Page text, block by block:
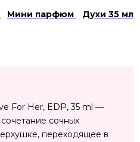
Мини парфюм
Духи 35 мл
For Her, EDP, 35 ml —
сочных
переходящее в